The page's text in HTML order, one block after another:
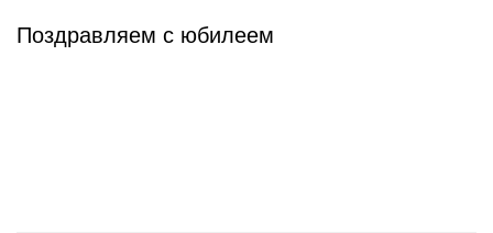
Поздравляем с юбилеем